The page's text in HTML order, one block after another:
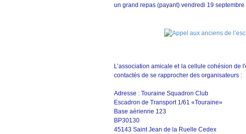
un grand repas (payant) vendredi 19 septembre
L’association amicale et la cellule cohésion
contactés de se rapprocher des organisateurs :
Adresse : Touraine Squadron Club
Escadron de Transport 1/61 «Touraine»
Base aérienne 123
BP30130
45143 Saint Jean de la Ruelle Cedex